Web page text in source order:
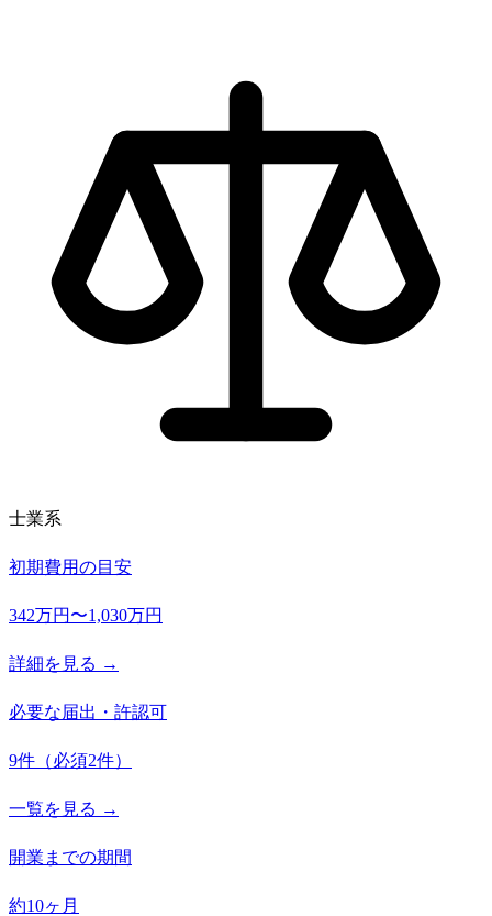
士業系
初期費用の目安
342万円〜1,030万円
詳細を見る →
必要な届出・許認可
9件 （必須2件）
一覧を見る →
開業までの期間
約10ヶ月